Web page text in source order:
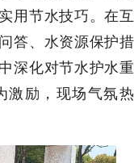
用节水技巧。在互
答、水资源保护措
深化对节水护水重
激励，现场气氛热